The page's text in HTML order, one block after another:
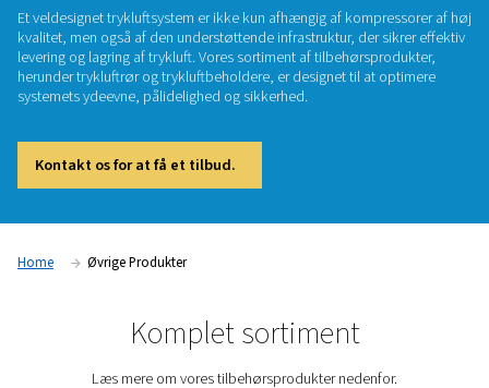
Øvrige produkter
Et veldesignet trykluftsystem er ikke kun afhængig af
herunder trykluftrør og trykluftbeholdere, er designet til at
Kontakt os for at få et tilbud.